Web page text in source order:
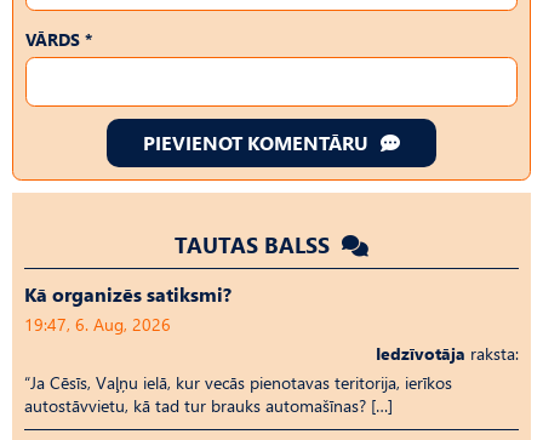
VĀRDS *
PIEVIENOT KOMENTĀRU
TAUTAS BALSS
Kā organizēs satiksmi?
19:47, 6. Aug, 2026
Iedzīvotāja raksta:
“Ja Cēsīs, Vaļņu ielā, kur vecās pienotavas teritorija, ierīkos
autostāvvietu, kā tad tur brauks automašīnas? […]